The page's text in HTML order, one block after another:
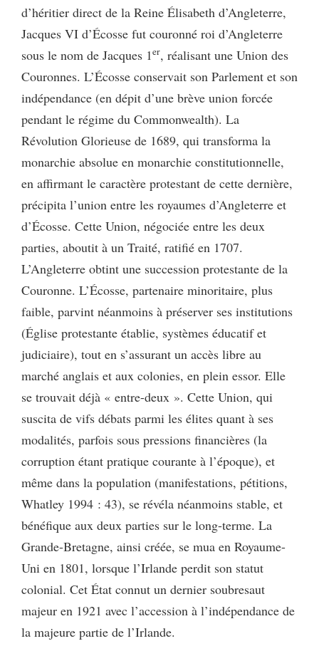
d’héritier direct de la Reine Élisabeth d’Angleterre,
Jacques VI d’Écosse fut couronné roi d’Angleterre
sous le nom de Jacques 1er, réalisant une Union des
Couronnes. L’Écosse conservait son Parlement et son
indépendance (en dépit d’une brève union forcée
pendant le régime du Commonwealth). La
Révolution Glorieuse de 1689, qui transforma la
monarchie absolue en monarchie constitutionnelle,
en affirmant le caractère protestant de cette dernière,
précipita l’union entre les royaumes d’Angleterre et
d’Écosse. Cette Union, négociée entre les deux
parties, aboutit à un Traité, ratifié en 1707.
L’Angleterre obtint une succession protestante de la
Couronne. L’Écosse, partenaire minoritaire, plus
faible, parvint néanmoins à préserver ses institutions
(Église protestante établie, systèmes éducatif et
judiciaire), tout en s’assurant un accès libre au
marché anglais et aux colonies, en plein essor. Elle
se trouvait déjà « entre-deux ». Cette Union, qui
suscita de vifs débats parmi les élites quant à ses
modalités, parfois sous pressions financières (la
corruption étant pratique courante à l’époque), et
même dans la population (manifestations, pétitions,
Whatley 1994 : 43), se révéla néanmoins stable, et
bénéfique aux deux parties sur le long-terme. La
Grande-Bretagne, ainsi créée, se mua en Royaume-
Uni en 1801, lorsque l’Irlande perdit son statut
colonial. Cet État connut un dernier soubresaut
majeur en 1921 avec l’accession à l’indépendance de
la majeure partie de l’Irlande.